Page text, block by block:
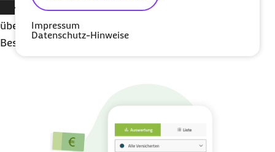
Impressum
Datenschutz-Hinweise
Persönliche Beratung:Die Barmer berät Sie gern
über Angebote und Teilnahmemöglichkeiten der
Besonderen Versorgung in Ihrer Nähe.